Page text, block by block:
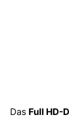
Das Full HD-